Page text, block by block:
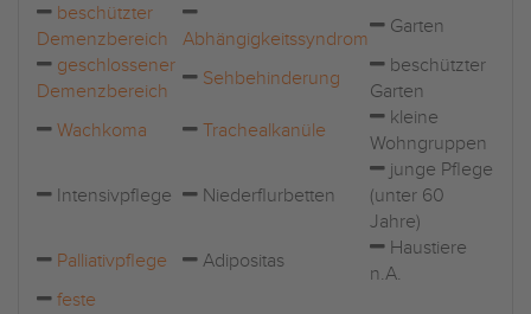
beschützter
Demenzbereich
Abhängigkeitssyndrom
Garten
geschlossener
Demenzbereich
Sehbehinderung
beschützter
Garten
Wachkoma
Trachealkanüle
kleine
Wohngruppen
Intensivpflege Niederflurbetten
junge Pflege
(unter 60
Jahre)
Palliativpflege
Adipositas
Haustiere
n.A.
feste